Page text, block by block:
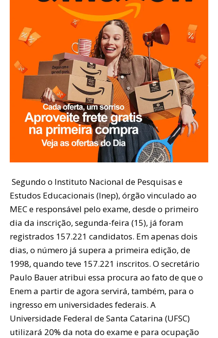
Segundo o Instituto Nacional de Pesquisas e
Estudos Educacionais (Inep), órgão vinculado ao
MEC e responsável pelo exame, desde o primeiro
dia da inscrição, segunda-feira (15), já foram
registrados 157.221 candidatos. Em apenas dois
dias, o número já supera a primeira edição, de
1998, quando teve 157.221 inscritos. O secretário
Paulo Bauer atribui essa procura ao fato de que o
Enem a partir de agora servirá, também, para o
ingresso em universidades federais. A
Universidade Federal de Santa Catarina (UFSC)
utilizará 20% da nota do exame e para ocupação